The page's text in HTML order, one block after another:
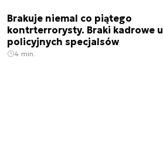
Brakuje niemal co piątego
kontrterrorysty. Braki kadrowe u
policyjnych specjalsów
4 min.